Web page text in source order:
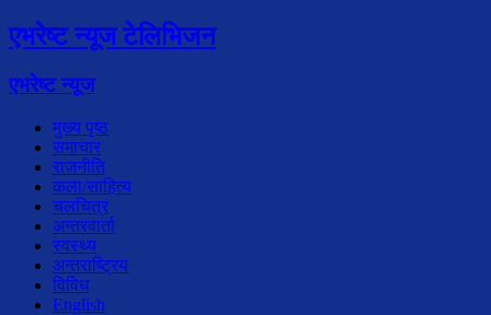
एभरेष्ट न्यूज टेलिभिजन
एभरेष्ट न्यूज
मुख्य पृष्ठ
समाचार
राजनीति
कला/साहित्य
चलचित्र
अन्तरवार्ता
स्वस्थ्य
अन्तराष्ट्रिय
विविध
English